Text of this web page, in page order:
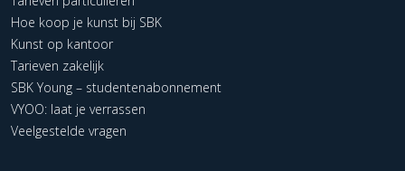
Hoe koop je kunst bij SBK
Kunst op kantoor
Tarieven zakelijk
SBK Young – studentenabonnement
VYOO: laat je verrassen
Veelgestelde vragen